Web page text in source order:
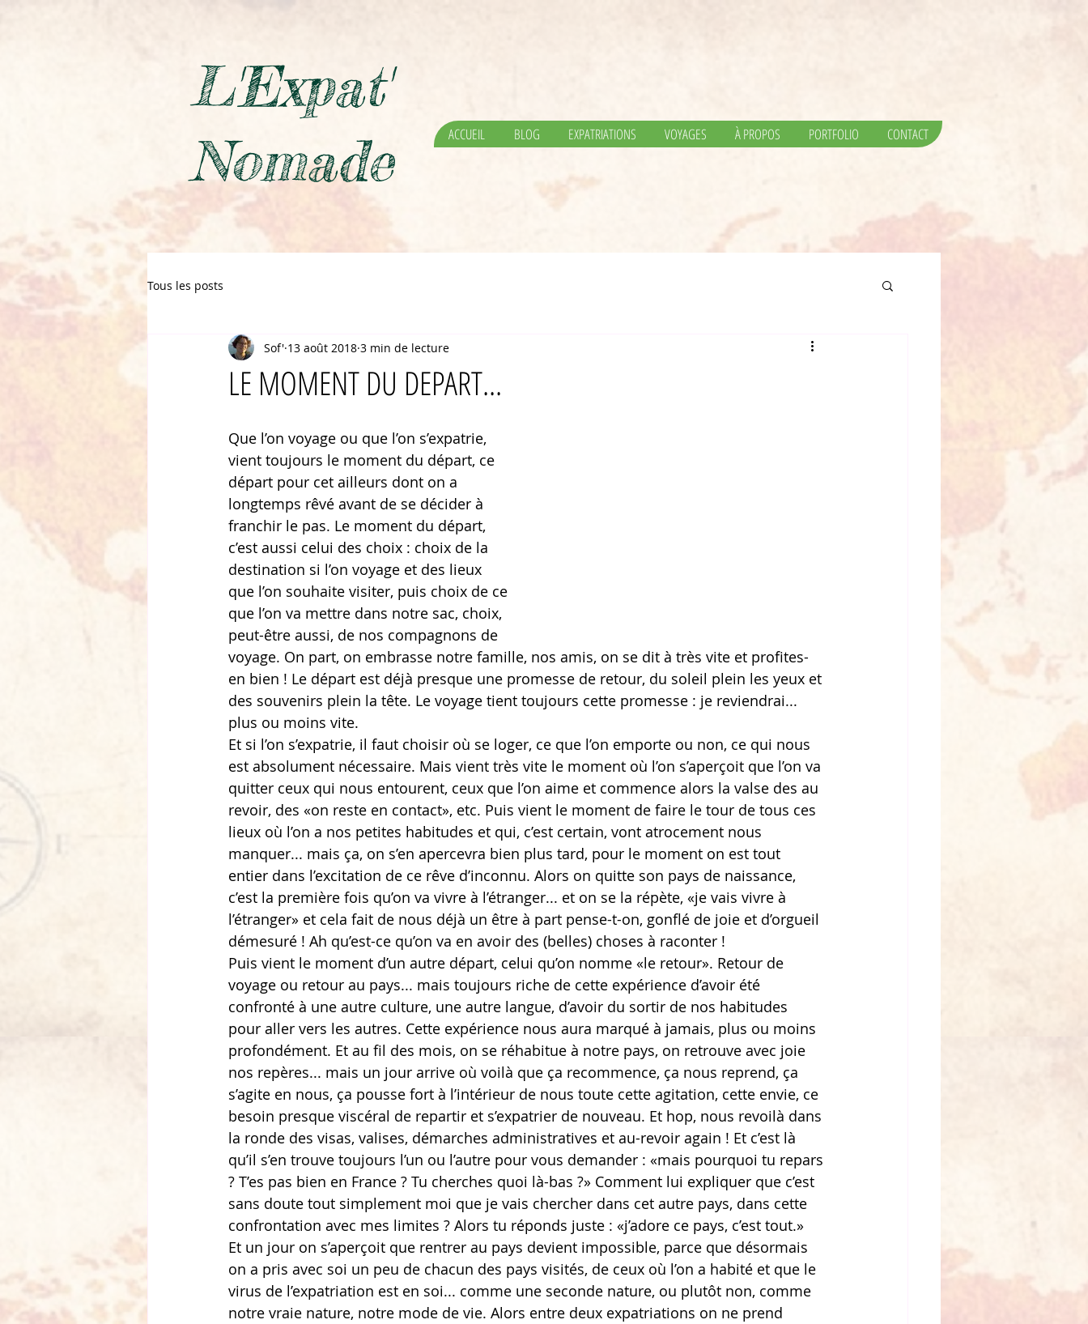
L'Expat'
Nomade
Tous les posts
LE MOMENT DU DEPART...
Sof' 13 août 2018 3 min de lecture
Que l’on voyage ou que l’on s’expatrie,
vient toujours le moment du départ, ce
départ pour cet ailleurs dont on a
longtemps rêvé avant de se décider à
franchir le pas. Le moment du départ,
c’est aussi celui des choix : choix de la
destination si l’on voyage et des lieux
que l’on souhaite visiter, puis choix de ce
que l’on va mettre dans notre sac, choix,
peut-être aussi, de nos compagnons de
voyage. On part, on embrasse notre famille, nos amis, on se dit à très vite et profites-
en bien ! Le départ est déjà presque une promesse de retour, du soleil plein les yeux et
des souvenirs plein la tête. Le voyage tient toujours cette promesse : je reviendrai...
plus ou moins vite.
Et si l’on s’expatrie, il faut choisir où se loger, ce que l’on emporte ou non, ce qui nous
est absolument nécessaire. Mais vient très vite le moment où l’on s’aperçoit que l’on va
quitter ceux qui nous entourent, ceux que l’on aime et commence alors la valse des au
revoir, des «on reste en contact», etc. Puis vient le moment de faire le tour de tous ces
lieux où l’on a nos petites habitudes et qui, c’est certain, vont atrocement nous
manquer... mais ça, on s’en apercevra bien plus tard, pour le moment on est tout
entier dans l’excitation de ce rêve d’inconnu. Alors on quitte son pays de naissance,
c’est la première fois qu’on va vivre à l’étranger... et on se la répète, «je vais vivre à
l’étranger» et cela fait de nous déjà un être à part pense-t-on, gonflé de joie et d’orgueil
démesuré ! Ah qu’est-ce qu’on va en avoir des (belles) choses à raconter !
Puis vient le moment d’un autre départ, celui qu’on nomme «le retour». Retour de
voyage ou retour au pays... mais toujours riche de cette expérience d’avoir été
confronté à une autre culture, une autre langue, d’avoir du sortir de nos habitudes
pour aller vers les autres. Cette expérience nous aura marqué à jamais, plus ou moins
profondément. Et au fil des mois, on se réhabitue à notre pays, on retrouve avec joie
nos repères... mais un jour arrive où voilà que ça recommence, ça nous reprend, ça
s’agite en nous, ça pousse fort à l’intérieur de nous toute cette agitation, cette envie, ce
besoin presque viscéral de repartir et s’expatrier de nouveau. Et hop, nous revoilà dans
la ronde des visas, valises, démarches administratives et au-revoir again ! Et c’est là
qu’il s’en trouve toujours l’un ou l’autre pour vous demander : «mais pourquoi tu repars
? T’es pas bien en France ? Tu cherches quoi là-bas ?» Comment lui expliquer que c’est
sans doute tout simplement moi que je vais chercher dans cet autre pays, dans cette
confrontation avec mes limites ? Alors tu réponds juste : «j’adore ce pays, c’est tout.»
Et un jour on s’aperçoit que rentrer au pays devient impossible, parce que désormais
on a pris avec soi un peu de chacun des pays visités, de ceux où l’on a habité et que le
virus de l’expatriation est en soi... comme une seconde nature, ou plutôt non, comme
notre vraie nature, notre mode de vie. Alors entre deux expatriations on ne prend
ACCUEIL BLOG EXPATRIATIONS VOYAGES À PROPOS PORTFOLIO CONTACT